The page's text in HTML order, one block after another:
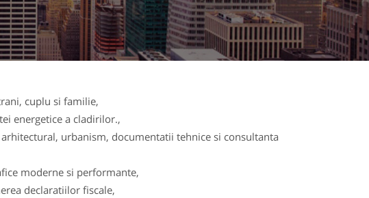
cuplu si familie,
energetice a cladirilor.,
urbanism, documentatii tehnice si consultanta
moderne si performante,
declaratiilor fiscale,